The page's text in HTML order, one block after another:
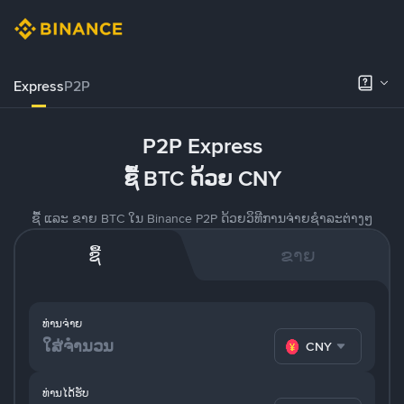
ExpressP2P
P2P Express
ຊື້ BTC ດ້ວຍ CNY
ຊື້ ແລະ ຂາຍ BTC ໃນ Binance P2P ດ້ວຍວິທີການຈ່າຍຊຳລະຕ່າງໆ
ຊື້ ຂາຍ
ທ່ານຈ່າຍ
CNY
ທ່ານໄດ້ຮັບ